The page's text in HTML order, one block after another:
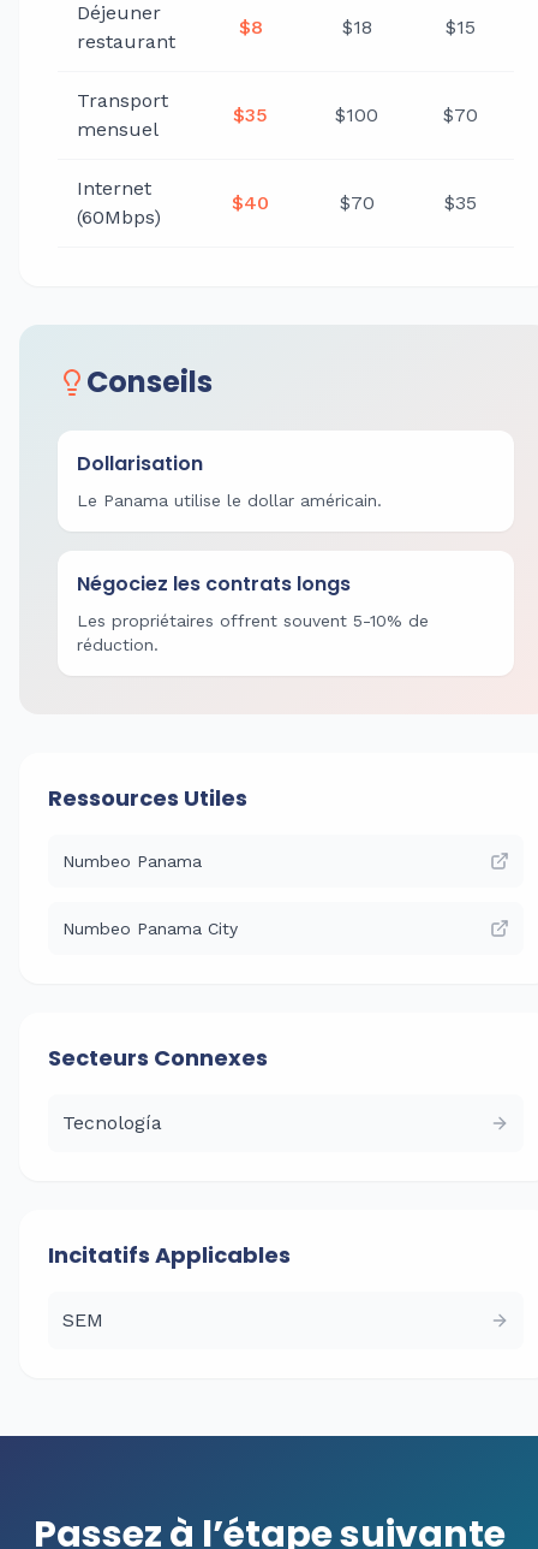
Déjeuner
restaurant
$8 $18 $15
Transport
mensuel
$35 $100 $70
Internet
(60Mbps)
$40 $70 $35
Conseils
Dollarisation
Le Panama utilise le dollar américain.
Négociez les contrats longs
Les propriétaires offrent souvent 5-10% de
réduction.
Ressources Utiles
Numbeo Panama
Numbeo Panama City
Secteurs Connexes
Tecnología
Incitatifs Applicables
SEM
Passez à l’étape suivante